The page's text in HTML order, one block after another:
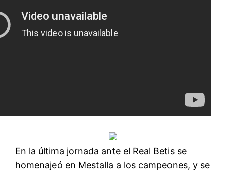
En la última jornada ante el Real Betis se
homenajeó en Mestalla a los campeones, y se